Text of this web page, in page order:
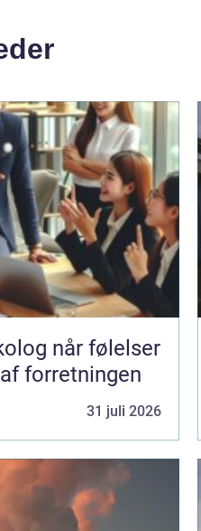
følelser
forretningen
31 juli 2026